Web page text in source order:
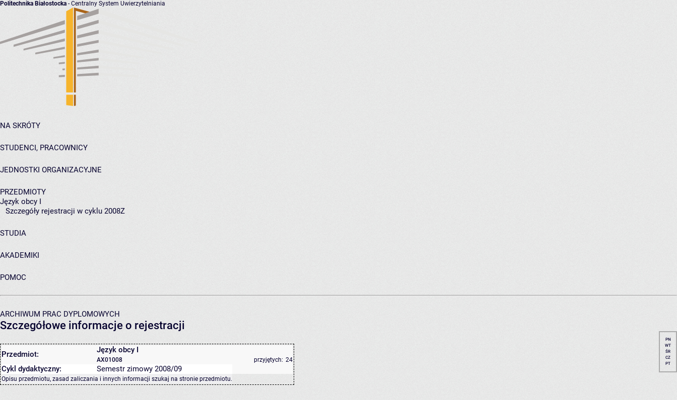
Politechnika Białostocka - Centralny System Uwierzytelniania
NA SKRÓTY
STUDENCI, PRACOWNICY
JEDNOSTKI ORGANIZACYJNE
PRZEDMIOTY
Język obcy I
Szczegóły rejestracji w cyklu 2008Z
STUDIA
AKADEMIKI
POMOC
ARCHIWUM PRAC DYPLOMOWYCH
Szczegółowe informacje o rejestracji
Przedmiot: Język obcy I
AX01008 przyjętych: 24
Cykl dydaktyczny: Semestr zimowy 2008/09
Opisu przedmiotu, zasad zaliczania i innych informacji szukaj na stronie przedmiotu.
PN
WT
ŚR
CZ
PT